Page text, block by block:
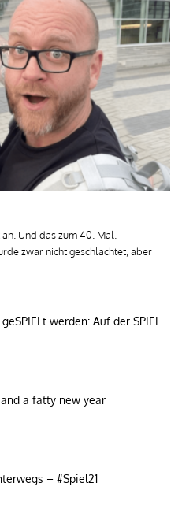
Und das zum 40. Mal.
zwar nicht geschlachtet, aber
werden: Auf der SPIEL
a fatty new year
– #Spiel21